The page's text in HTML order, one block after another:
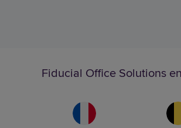
Fiducial Office Solutions